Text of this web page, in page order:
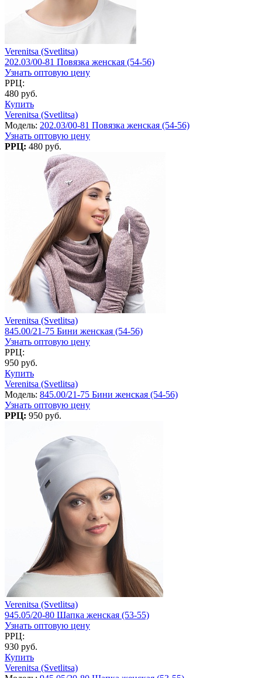
Verenitsa (Svetlitsa)
202.03/00-81 Повязка женская (54-56)
Узнать оптовую цену
РРЦ:
480 руб.
Купить
Verenitsa (Svetlitsa)
Модель: 202.03/00-81 Повязка женская (54-56)
Узнать оптовую цену
РРЦ: 480 руб.
Verenitsa (Svetlitsa)
845.00/21-75 Бини женская (54-56)
Узнать оптовую цену
РРЦ:
950 руб.
Купить
Verenitsa (Svetlitsa)
Модель: 845.00/21-75 Бини женская (54-56)
Узнать оптовую цену
РРЦ: 950 руб.
Verenitsa (Svetlitsa)
945.05/20-80 Шапка женская (53-55)
Узнать оптовую цену
РРЦ:
930 руб.
Купить
Verenitsa (Svetlitsa)